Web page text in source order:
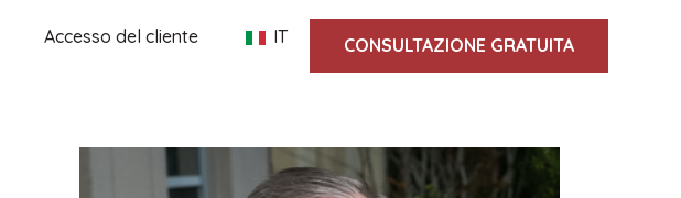
Accesso del cliente IT CONSULTAZIONE GRATUITA